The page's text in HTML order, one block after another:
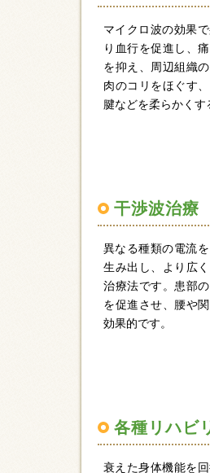
マイクロ波の効果
り血行を促進し、
を抑え、周辺組織
肉のコリをほぐす
腱などを柔らかく
干渉波治療
異なる種類の電流
生み出し、より広
治療法です。患部
を促進させ、腰や
効果的です。
各種リハビ
衰えた身体機能を